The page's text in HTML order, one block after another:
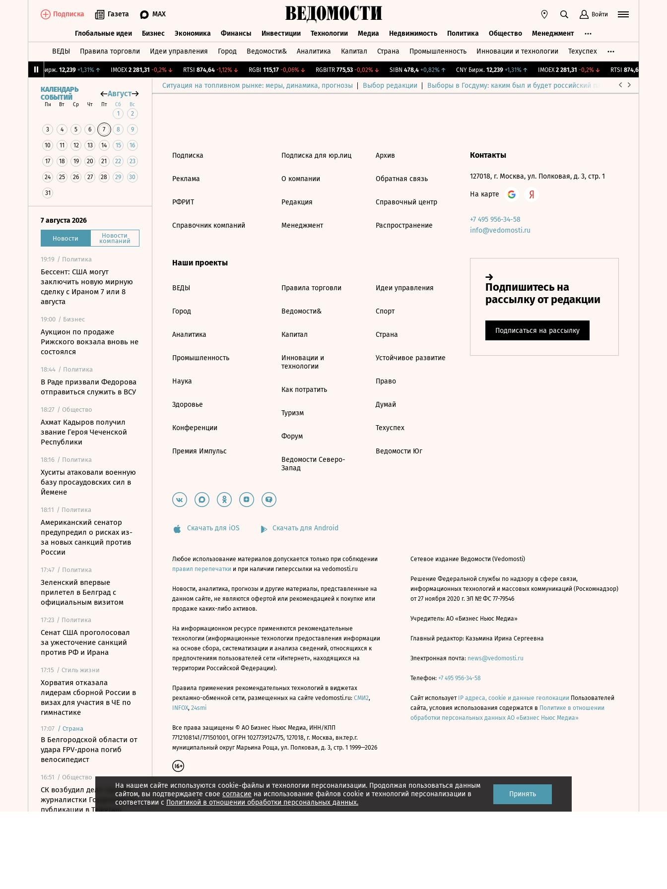
Подписка Газета MAX Войти
Глобальные идеи Бизнес Экономика Финансы Инвестиции Технологии Медиа Недвижимость Политика Общество Менеджмент
ВЕДЫ Правила торговли Идеи управления Город Ведомости& Аналитика Капитал Страна Промышленность Инновации и технологии Техуспех
CNY Бирж. 12,239 +1,31%↑ IMOEX 2 281,31 -0,2%↓ RTSI 874,64 -1,12%↓ RGBI 115,17 -0,06%↓ RGBITR 775,53 -0,02%↓ SIBN 478,4 +0,82%↑ CNY Бирж. 12,239 +1,31%↑ IMOEX 2 281,31 -0,2%↓ RTSI 874,64
Ситуация на топливном рынке: меры, динамика, прогнозы Выбор редакции Выборы в Госдуму: каким был и будет российский парламент
КАЛЕНДАРЬ
СОБЫТИЙ
Август
Пн Вт Ср Чт Пт Сб Вс
1 2
3 4 5 6 7 8 9
10 11 12 13 14 15 16
17 18 19 20 21 22 23
24 25 26 27 28 29 30
31
7 августа 2026
Новости Новости
компаний
19:19 / Политика
Бессент: США могут
заключить новую мирную
сделку с Ираном 7 или 8
августа
19:00 / Бизнес
Аукцион по продаже
Рижского вокзала вновь не
состоялся
18:44 / Политика
В Раде призвали Федорова
отправиться служить в ВСУ
18:27 / Общество
Ахмат Кадыров получил
звание Героя Чеченской
Республики
18:16 / Политика
Хуситы атаковали военную
базу просаудовских сил в
Йемене
18:11 / Политика
Американский сенатор
предупредил о рисках из-
за новых санкций против
России
17:47 / Политика
Зеленский впервые
прилетел в Белград с
официальным визитом
17:23 / Политика
Сенат США проголосовал
за ужесточение санкций
против РФ и Ирана
17:15 / Стиль жизни
Хорватия отказала
лидерам сборной России в
визах для участия в ЧЕ по
гимнастике
17:07 / Страна
В Белгородской области от
удара FPV-дрона погиб
велосипедист
16:51 / Общество
СК возбудил дело против
журналистки Гордеевой за
публикации в Telegram
На нашем сайте используются cookie-файлы и технологии персонализации. Продолжая пользоваться данным
сайтом, вы подтверждаете свое согласие на использование файлов cookie и технологий персонализации в
соответствии с Политикой в отношении обработки персональных данных.
Принять
Подписка
Реклама
РФРИТ
Справочник компаний
Подписка для юр.лиц
О компании
Редакция
Менеджмент
Архив
Обратная связь
Справочный центр
Распространение
Наши проекты
ВЕДЫ
Город
Аналитика
Промышленность
Наука
Здоровье
Конференции
Премия Импульс
Правила торговли
Ведомости&
Капитал
Инновации и
технологии
Как потратить
Туризм
Форум
Ведомости Северо-
Запад
Идеи управления
Спорт
Страна
Устойчивое развитие
Право
Думай
Техуспех
Ведомости Юг
Контакты
127018, г. Москва, ул. Полковая, д. 3, стр. 1
На карте
+7 495 956-34-58
info@vedomosti.ru
Скачать для iOS Скачать для Android
Любое использование материалов допускается только при соблюдении
правил перепечатки и при наличии гиперссылки на vedomosti.ru
Новости, аналитика, прогнозы и другие материалы, представленные на
данном сайте, не являются офертой или рекомендацией к покупке или
продаже каких-либо активов.
На информационном ресурсе применяются рекомендательные
технологии (информационные технологии предоставления информации
на основе сбора, систематизации и анализа сведений, относящихся к
предпочтениям пользователей сети «Интернет», находящихся на
территории Российской Федерации).
Правила применения рекомендательных технологий в виджетах
рекламно-обменной сети, размещенных на сайте vedomosti.ru: СМИ2,
INFOX, 24smi
Все права защищены © АО Бизнес Ньюс Медиа, ИНН/КПП
7712108141/771501001, ОГРН 1027739124775, 127018, г. Москва, вн.тер.г.
муниципальный округ Марьина Роща, ул. Полковая, д. 3, стр. 1 1999—2026
Сетевое издание Ведомости (Vedomosti)
Решение Федеральной службы по надзору в сфере связи,
информационных технологий и массовых коммуникаций (Роскомнадзор)
от 27 ноября 2020 г. ЭЛ № ФС 77-79546
Учредитель: АО «Бизнес Ньюс Медиа»
Главный редактор: Казьмина Ирина Сергеевна
Электронная почта: news@vedomosti.ru
Телефон: +7 495 956-34-58
Сайт использует IP адреса, cookie и данные геолокации Пользователей
сайта, условия использования содержатся в Политике в отношении
обработки персональных данных АО «Бизнес Ньюс Медиа»